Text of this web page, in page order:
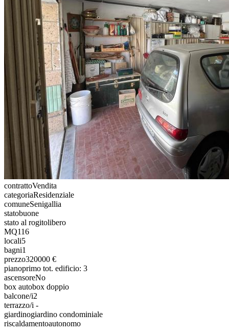
contrattoVendita
categoriaResidenziale
comuneSenigallia
statobuone
stato al rogitolibero
MQ116
locali5
bagni1
prezzo320000 €
pianoprimo tot. edificio: 3
ascensoreNo
box autobox doppio
balcone/i2
terrazzo/i -
giardinogiardino condominiale
riscaldamentoautonomo